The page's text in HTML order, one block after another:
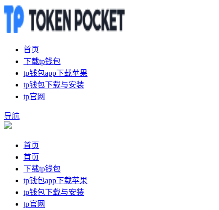
首页
下载tp钱包
tp钱包app下载苹果
tp钱包下载与安装
tp官网
导航
首页
首页
下载tp钱包
tp钱包app下载苹果
tp钱包下载与安装
tp官网